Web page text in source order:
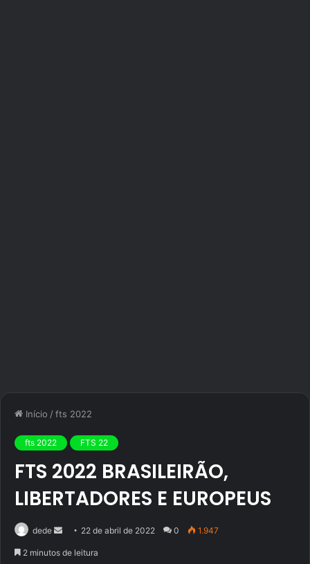
Início /fts 2022
fts 2022 FTS 22
FTS 2022 BRASILEIRÃO,
LIBERTADORES E EUROPEUS
dede
Mande22 de abril de 2022 0 1.947
2 minutos de leitura